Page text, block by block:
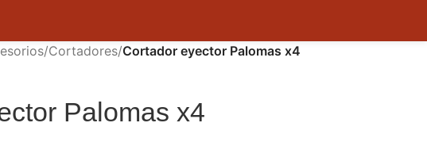
/Cortadores/Cortador eyector Palomas x4
Palomas x4